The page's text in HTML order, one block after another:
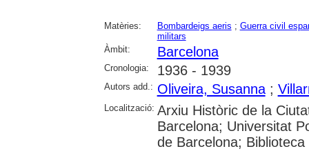
Matèries: Bombardeigs aeris ; Guerra civil
militars
Àmbit:
Barcelona
Cronologia: 1936 - 1939
Autors add.: Oliveira, Susanna;
Localització: Arxiu Històric de la
Barcelona; Universitat
de Barcelona;